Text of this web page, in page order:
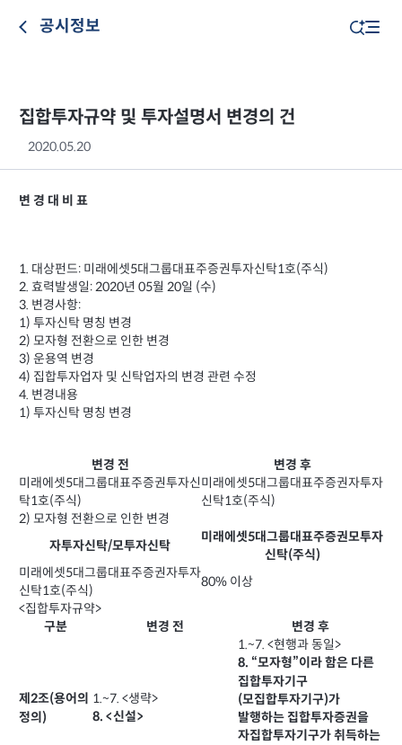
공시정보
집합투자규약 및 투자설명서 변경의 건
2020.05.20
변 경 대 비 표
1. 대상펀드: 미래에셋5대그룹대표주증권투자신탁1호(주식)
2. 효력발생일: 2020년 05월 20일 (수)
3. 변경사항:
1) 투자신탁 명칭 변경
2) 모자형 전환으로 인한 변경
3) 운용역 변경
4) 집합투자업자 및 신탁업자의 변경 관련 수정
4. 변경내용
1) 투자신탁 명칭 변경
변경 전
변경 후
미래에셋5대그룹대표주증권투자신
탁1호(주식)
미래에셋5대그룹대표주증권자투자
신탁1호(주식)
2) 모자형 전환으로 인한 변경
자투자신탁/모투자신탁
미래에셋5대그룹대표주증권모투자
신탁(주식)
미래에셋5대그룹대표주증권자투자
신탁1호(주식)
80% 이상
<집합투자규약>
구분
변경 전 변경 후
제2조(용어의
정의)
1.~7. <생략>
8. <신설>
1.~7. <현행과 동일>
8. “모자형”이라 함은 다른
집합투자기구
(모집합투자기구)가
발행하는 집합투자증권을
자집합투자기구가 취득하는